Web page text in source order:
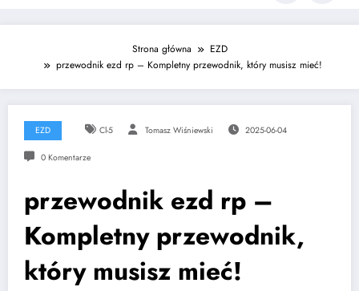
Strona główna
EZD
przewodnik ezd rp – Kompletny przewodnik, który musisz mieć!
EZD Cl-5 Tomasz Wiśniewski 2025-06-04
0 Komentarze
przewodnik ezd rp –
Kompletny przewodnik,
który musisz mieć!